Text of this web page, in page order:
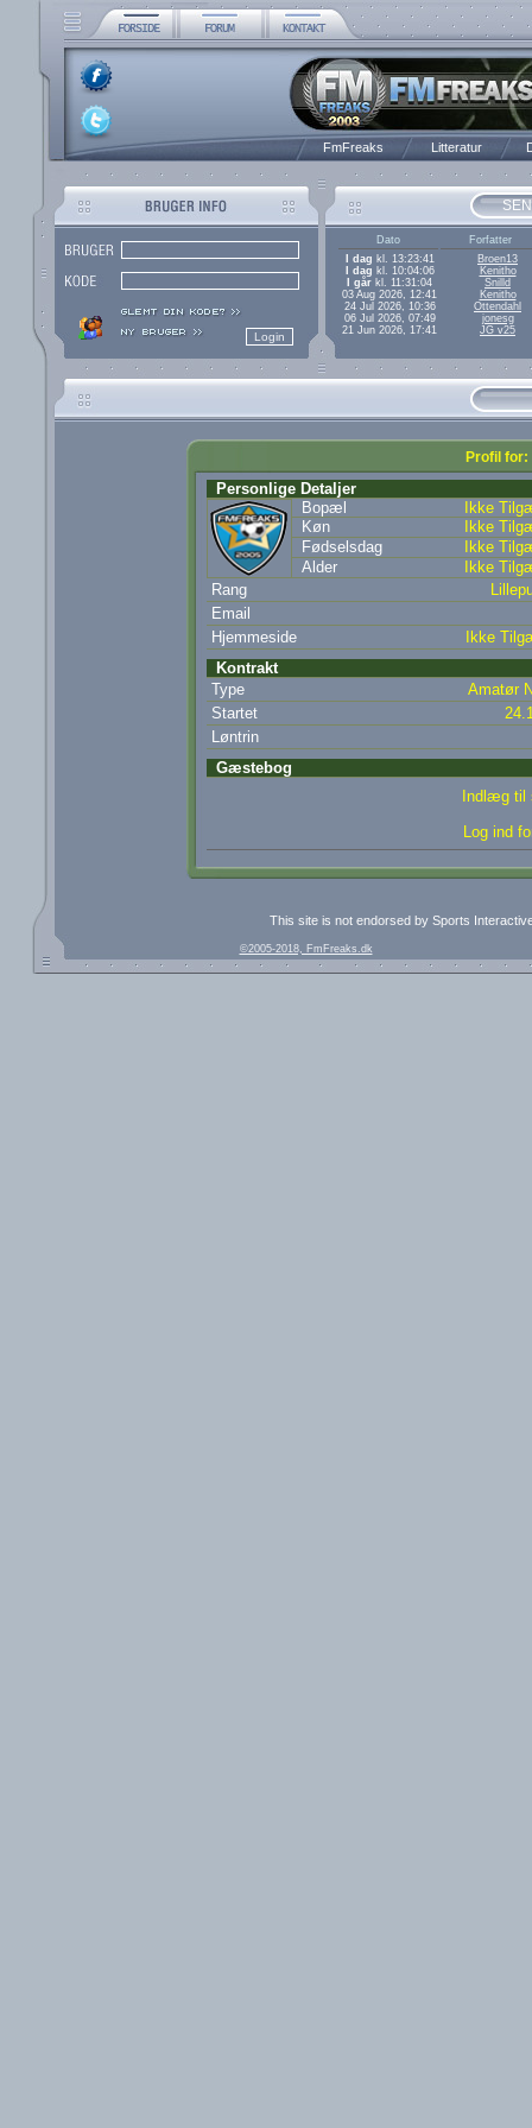
FmFreaks Litteratur
Dato
Forfatter
I dag kl. 13:23:41
Broen13
I dag kl. 10:04:06
Kenitho
I går kl. 11:31:04
Snilld
03 Aug 2026, 12:41
Kenitho
24 Jul 2026, 10:36
Ottendahl
06 Jul 2026, 07:49
jonesg
21 Jun 2026, 17:41
JG v25
Profil for:
Personlige Detaljer
Bopæl
Ikke
Køn
Ikke
Fødselsdag
Ikke
Alder
Ikke
Rang
Email
Hjemmeside
Ikke
Kontrakt
Type
Amatør
Startet
Løntrin
Gæstebog
Indlæg til
Log ind
This site is not endorsed by Sports
©2005-2018, FmFreaks.dk